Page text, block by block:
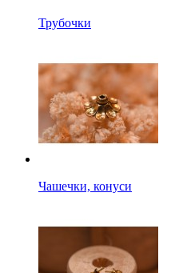
Трубочки
Чашечки, конуси